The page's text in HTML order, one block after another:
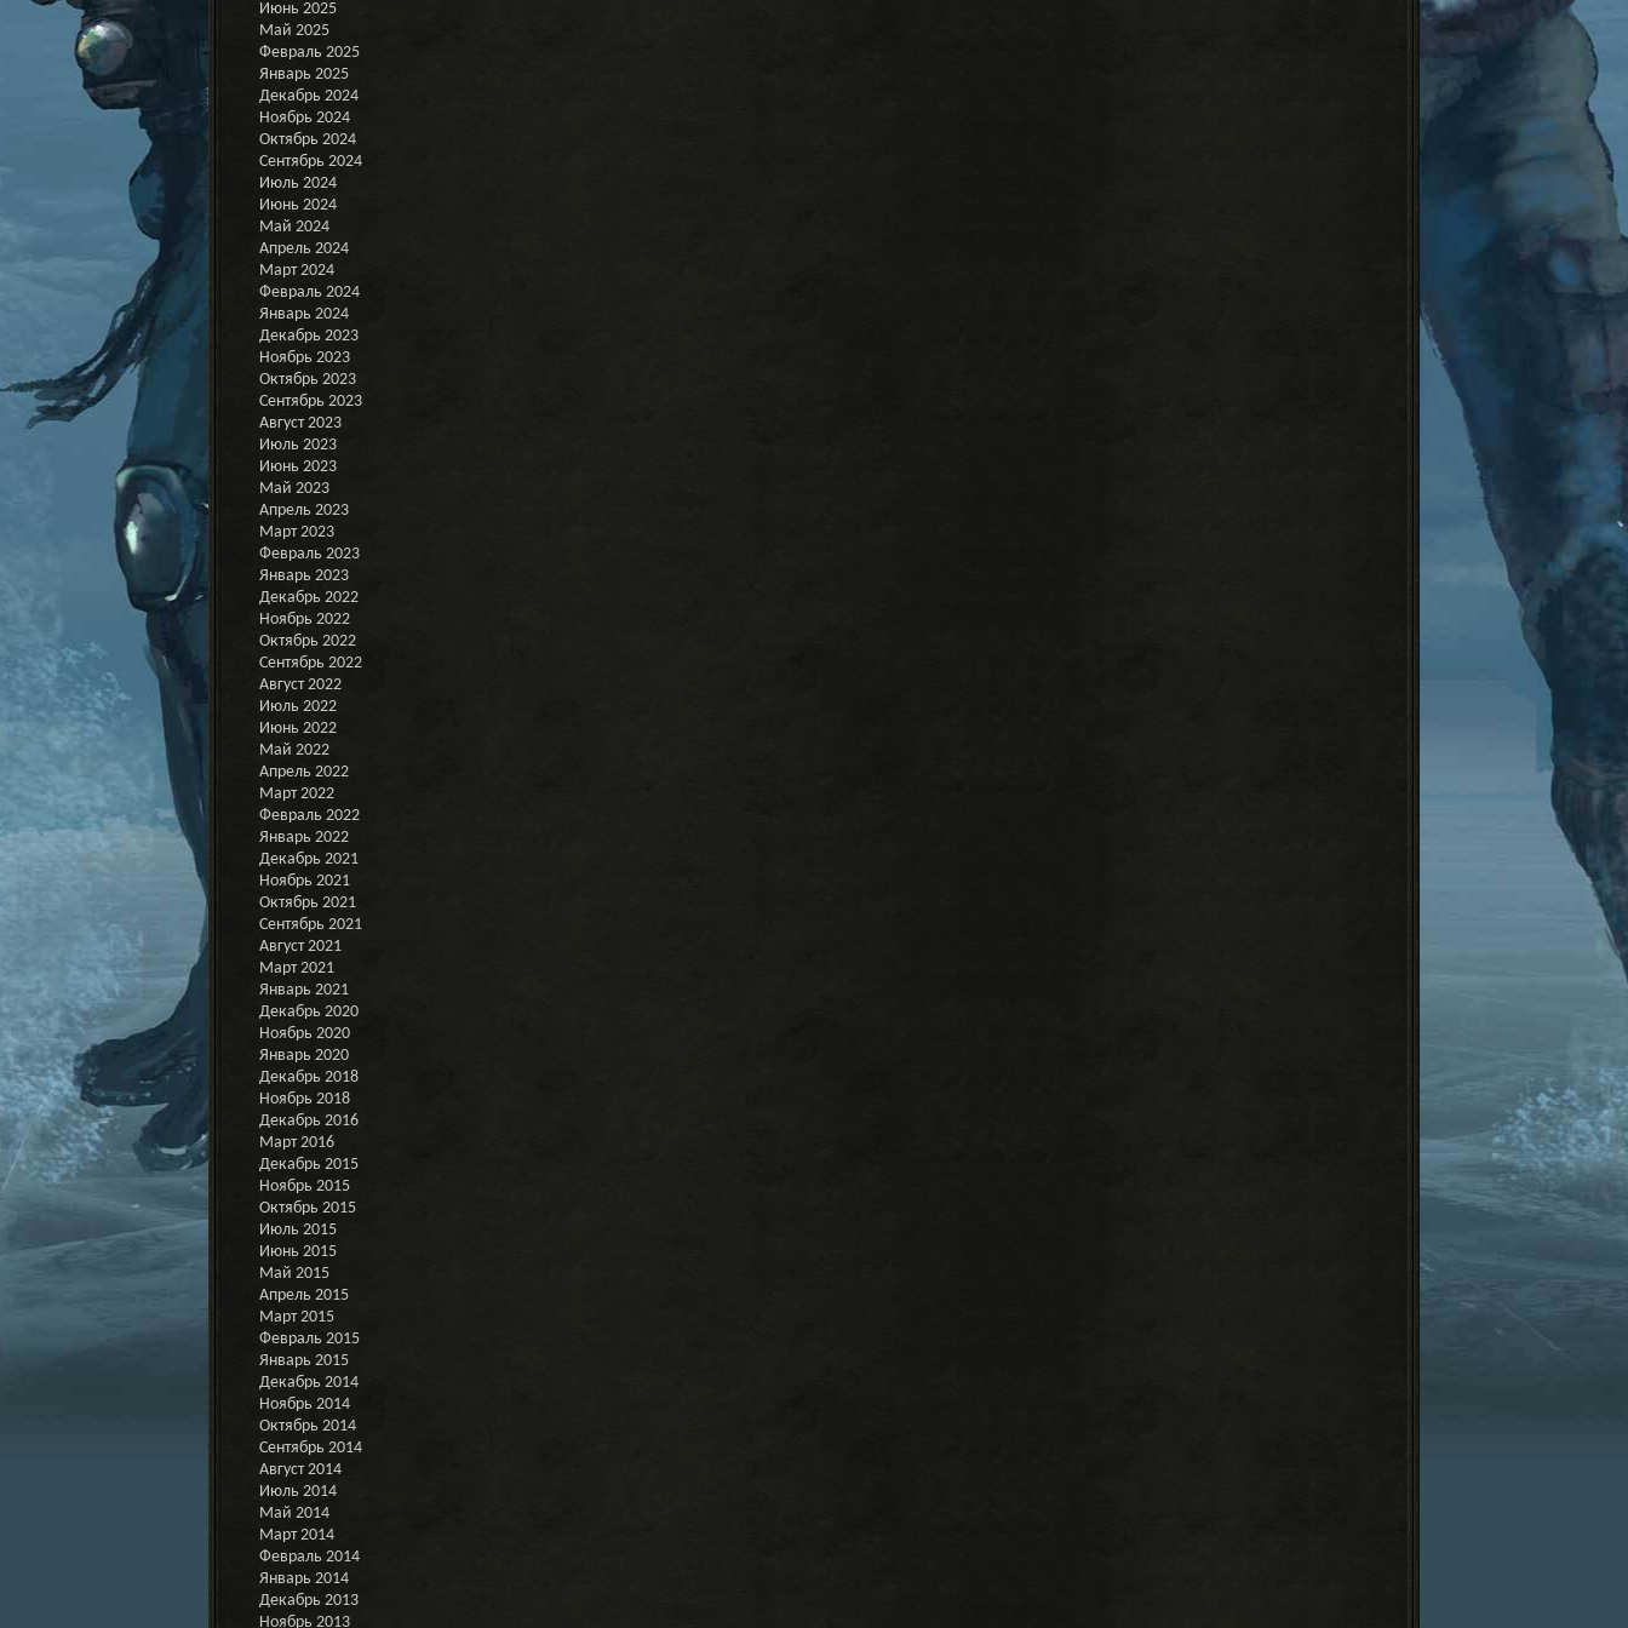
Июнь 2025
Май 2025
Февраль 2025
Январь 2025
Декабрь 2024
Ноябрь 2024
Октябрь 2024
Сентябрь 2024
Июль 2024
Июнь 2024
Май 2024
Апрель 2024
Март 2024
Февраль 2024
Январь 2024
Декабрь 2023
Ноябрь 2023
Октябрь 2023
Сентябрь 2023
Август 2023
Июль 2023
Июнь 2023
Май 2023
Апрель 2023
Март 2023
Февраль 2023
Январь 2023
Декабрь 2022
Ноябрь 2022
Октябрь 2022
Сентябрь 2022
Август 2022
Июль 2022
Июнь 2022
Май 2022
Апрель 2022
Март 2022
Февраль 2022
Январь 2022
Декабрь 2021
Ноябрь 2021
Октябрь 2021
Сентябрь 2021
Август 2021
Март 2021
Январь 2021
Декабрь 2020
Ноябрь 2020
Январь 2020
Декабрь 2018
Ноябрь 2018
Декабрь 2016
Март 2016
Декабрь 2015
Ноябрь 2015
Октябрь 2015
Июль 2015
Июнь 2015
Май 2015
Апрель 2015
Март 2015
Февраль 2015
Январь 2015
Декабрь 2014
Ноябрь 2014
Октябрь 2014
Сентябрь 2014
Август 2014
Июль 2014
Май 2014
Март 2014
Февраль 2014
Январь 2014
Декабрь 2013
Ноябрь 2013